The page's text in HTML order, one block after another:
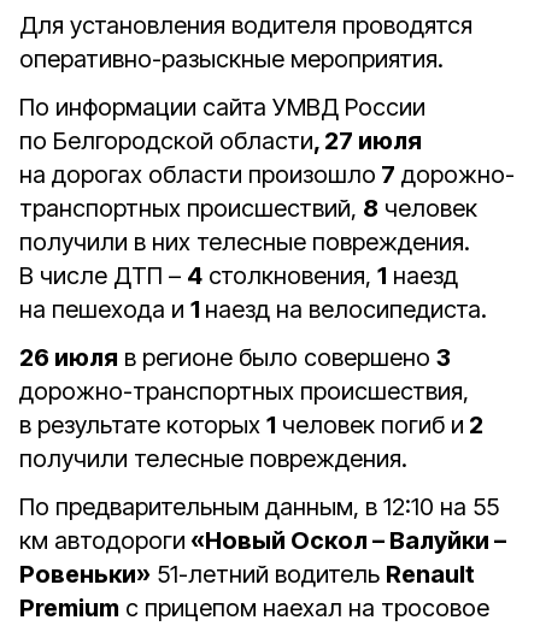
Для установления водителя проводятся
оперативно-разыскные мероприятия.
По информации сайта УМВД России
по Белгородской области, 27 июля
на дорогах области произошло 7 дорожно-
транспортных происшествий, 8 человек
получили в них телесные повреждения.
В числе ДТП – 4 столкновения, 1 наезд
на пешехода и 1 наезд на велосипедиста.
26 июля в регионе было совершено 3
дорожно-транспортных происшествия,
в результате которых 1 человек погиб и 2
получили телесные повреждения.
По предварительным данным, в 12:10 на 55
км автодороги «Новый Оскол – Валуйки –
Ровеньки» 51-летний водитель Renault
Premium с прицепом наехал на тросовое